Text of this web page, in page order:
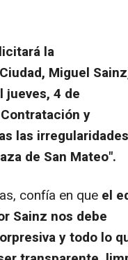
la
Miguel
jueves, 4 de
y
las irregularidades
de San Mateo".
confía en que el
Sainz nos debe
y todo lo